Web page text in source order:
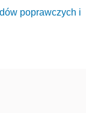
poprawczych i